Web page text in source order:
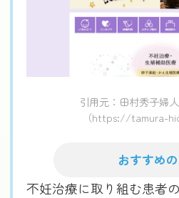
引用元：田村秀子婦
（https://tamura-
おすすめ
不妊治療に取り組む患者